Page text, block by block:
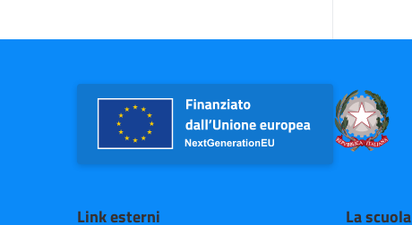
Link esterni La scuola